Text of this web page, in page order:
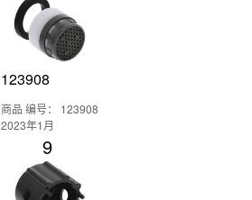
123908
商品 编号： 123908
2023年1月
9